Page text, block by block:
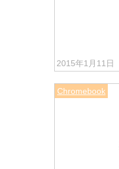
2015年1月11日
Chromebook